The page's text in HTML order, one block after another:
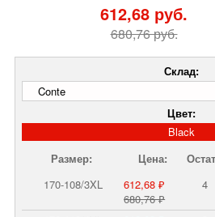
680,76 руб.
612,68 руб.
Склад:
Цвет:
Black
Размер:
Цена:
170-108/3XL
680,76 ₽
612,68 ₽ 4